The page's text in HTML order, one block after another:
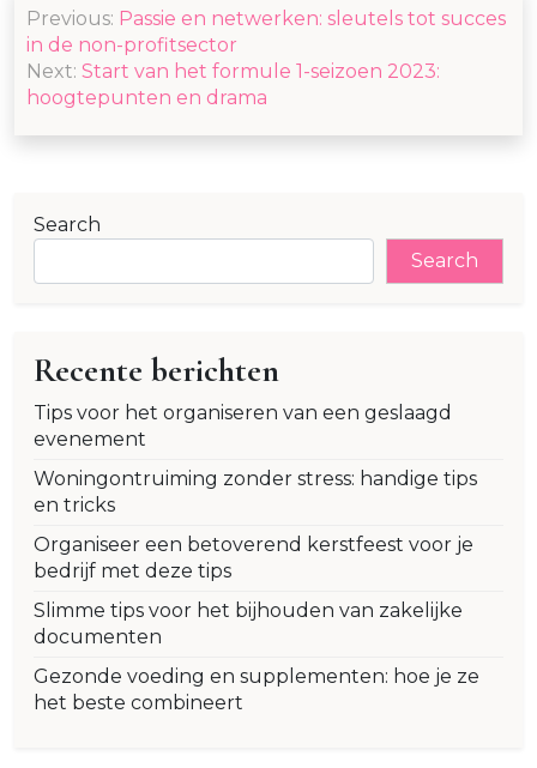
navigation
Previous: Passie en netwerken: sleutels tot succes
in de non-profitsector
Next: Start van het formule 1-seizoen 2023:
hoogtepunten en drama
Search
Search
Recente berichten
Tips voor het organiseren van een geslaagd
evenement
Woningontruiming zonder stress: handige tips
en tricks
Organiseer een betoverend kerstfeest voor je
bedrijf met deze tips
Slimme tips voor het bijhouden van zakelijke
documenten
Gezonde voeding en supplementen: hoe je ze
het beste combineert